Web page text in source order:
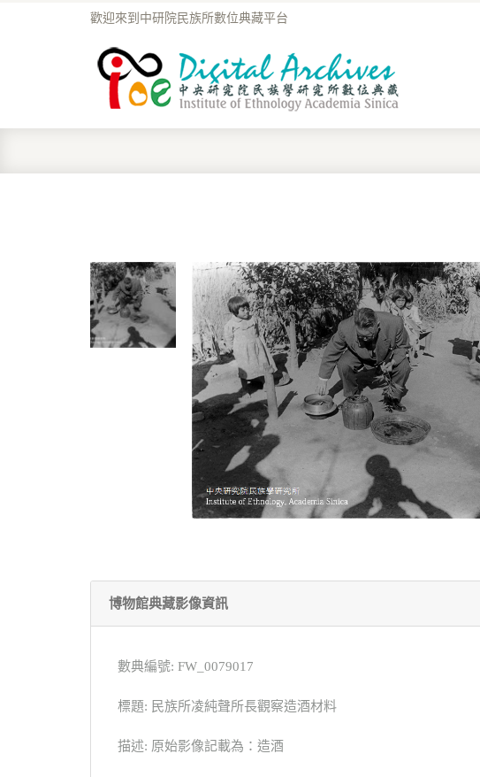
歡迎來到中研院民族所數位典藏平台
博物館典藏影像資訊
數典編號: FW_0079017
標題: 民族所凌純聲所長觀察造酒材料
描述: 原始影像記載為：造酒